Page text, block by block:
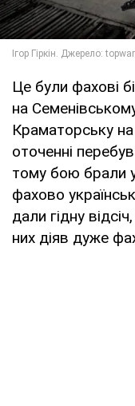
Це були фахові
на
Краматорську
оточенні
тому бою брали
фахово
дали гідну
них діяв дуже